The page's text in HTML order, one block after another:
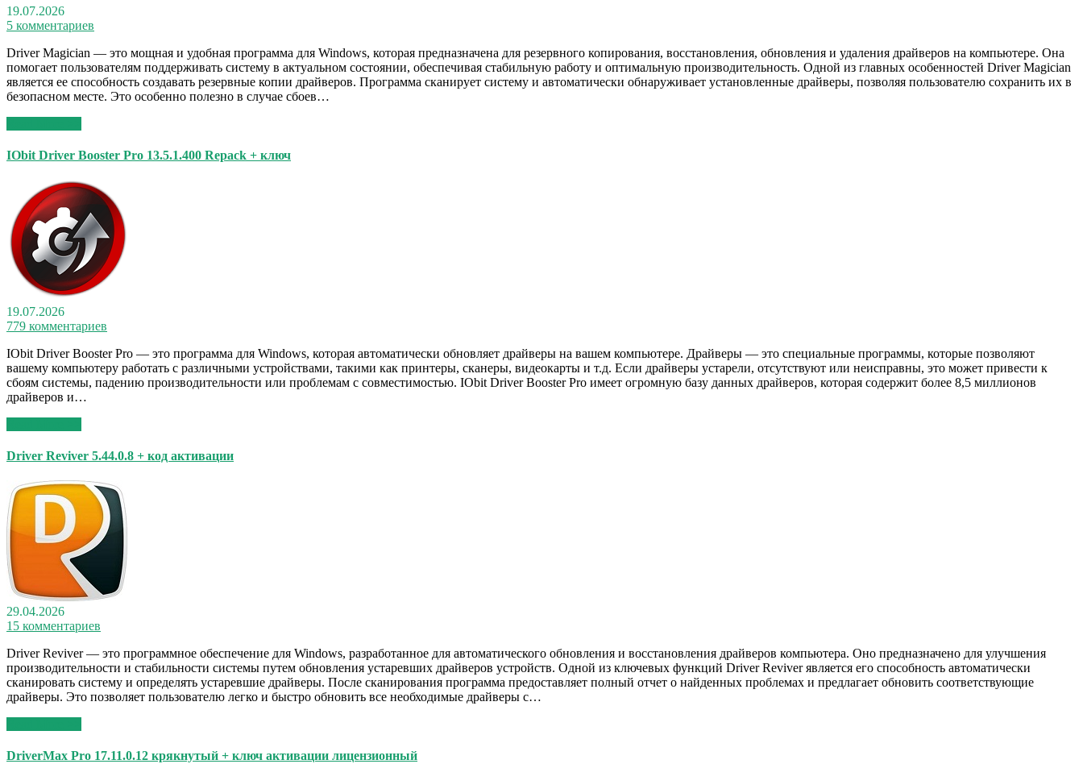
19.07.2026
5 комментариев
Driver Magician — это мощная и удобная программа для Windows, которая предназначена для резервного копирования, восстановления, обновления и удаления драйверов на компьютере. Она
помогает пользователям поддерживать систему в актуальном состоянии, обеспечивая стабильную работу и оптимальную производительность. Одной из главных особенностей Driver Magician
является ее способность создавать резервные копии драйверов. Программа сканирует систему и автоматически обнаруживает установленные драйверы, позволяя пользователю сохранить их в
безопасном месте. Это особенно полезно в случае сбоев…
IObit Driver Booster Pro 13.5.1.400 Repack + ключ
19.07.2026
779 комментариев
IObit Driver Booster Pro — это программа для Windows, которая автоматически обновляет драйверы на вашем компьютере. Драйверы — это специальные программы, которые позволяют
вашему компьютеру работать с различными устройствами, такими как принтеры, сканеры, видеокарты и т.д. Если драйверы устарели, отсутствуют или неисправны, это может привести к
сбоям системы, падению производительности или проблемам с совместимостью. IObit Driver Booster Pro имеет огромную базу данных драйверов, которая содержит более 8,5 миллионов
драйверов и…
Driver Reviver 5.44.0.8 + код активации
29.04.2026
15 комментариев
Driver Reviver — это программное обеспечение для Windows, разработанное для автоматического обновления и восстановления драйверов компьютера. Оно предназначено для улучшения
производительности и стабильности системы путем обновления устаревших драйверов устройств. Одной из ключевых функций Driver Reviver является его способность автоматически
сканировать систему и определять устаревшие драйверы. После сканирования программа предоставляет полный отчет о найденных проблемах и предлагает обновить соответствующие
драйверы. Это позволяет пользователю легко и быстро обновить все необходимые драйверы с…
DriverMax Pro 17.11.0.12 крякнутый + ключ активации лицензионный